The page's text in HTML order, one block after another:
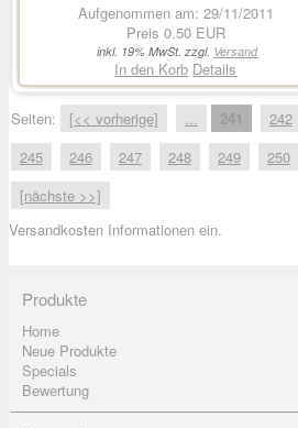
Aufgenommen am: 29/11/2011
Preis 0.50 EUR
inkl. 19% MwSt. zzgl. Versand
In den Korb Details
Seiten: [<< vorherige] 241 242
245
246 247 248 249 250
[nächste >>]
Versandkosten Informationen ein.
Produkte
Home
Neue Produkte
Specials
Bewertung